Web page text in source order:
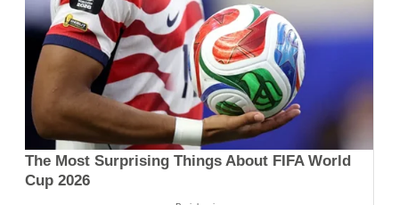
The Most Surprising Things About FIFA World
Cup 2026